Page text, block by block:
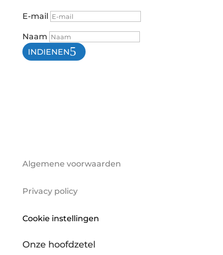
E-mail
Naam
INDIENEN
Algemene voorwaarden
Privacy policy
Cookie instellingen
Onze hoofdzetel